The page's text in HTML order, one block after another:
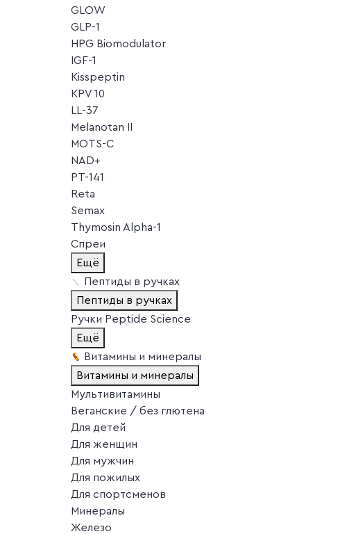
GLOW
GLP-1
HPG Biomodulator
IGF-1
Kisspeptin
KPV 10
LL-37
Melanotan II
MOTS-C
NAD+
PT-141
Reta
Semax
Thymosin Alpha-1
Спреи
Ещё
Пептиды в ручках
Пептиды в ручках
Ручки Peptide Science
Ещё
Витамины и минералы
Витамины и минералы
Мультивитамины
Веганские / без глютена
Для детей
Для женщин
Для мужчин
Для пожилых
Для спортсменов
Минералы
Железо